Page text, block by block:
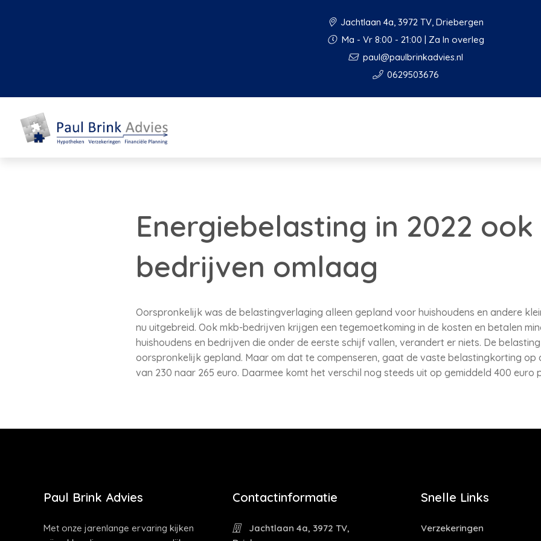
Jachtlaan 4a, 3972 TV, Driebergen
Ma - Vr 8:00 - 21:00 | Za In overleg
paul@paulbrinkadvies.nl
0629503676
Energiebelasting in 2022
bedrijven omlaag
Oorspronkelijk was de belastingverlaging alleen gepland voor huishoudens en andere
nu uitgebreid. Ook mkb-bedrijven krijgen een tegemoetkoming in de kosten en betalen
huishoudens en bedrijven die onder de eerste schijf vallen, verandert er niets. De
oorspronkelijk gepland. Maar om dat te compenseren, gaat de vaste belastingkorting op
van 230 naar 265 euro. Daarmee komt het verschil nog steeds uit op gemiddeld 400 euro
Paul Brink Advies
Met onze jarenlange ervaring kijken
Contactinformatie
Jachtlaan 4a, 3972 TV,
Snelle Links
Verzekeringen